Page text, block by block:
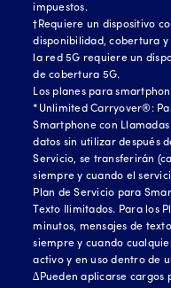
impuestos.
†Requiere un dispositivo
disponibilidad, cobertura y
la red 5G requiere un
de cobertura 5G.
Los planes para
*Unlimited Carryover®:
Smartphone con
datos sin utilizar después
Servicio, se transferirán
siempre y cuando el
Plan de Servicio para
Texto Ilimitados. Para los
minutos, mensajes de
siempre y cuando
activo y en uso dentro de
∆Pueden aplicarse cargos